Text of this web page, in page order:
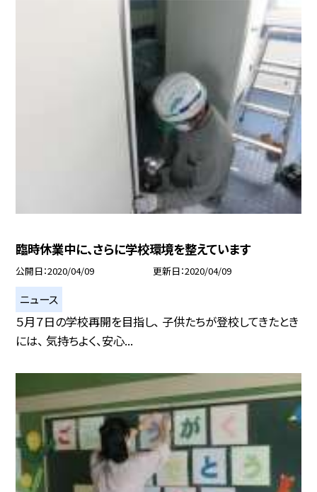
臨時休業中に、さらに学校環境を整えています
公開日 2020/04/09 更新日 2020/04/09
ニュース
５月７日の学校再開を目指し、 子供たちが登校してきたとき
には、 気持ちよく、安心...